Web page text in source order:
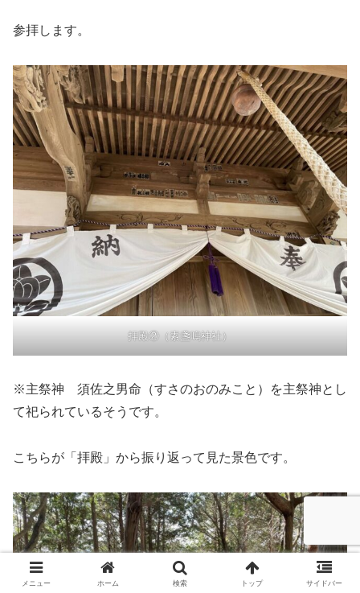
参拝します。
拝殿②（素盞嗚神社）
※主祭神 須佐之男命（すさのおのみこと）を主祭神とし
て祀られているそうです。
こちらが「拝殿」から振り返って見た景色です。
メニュー ホーム 検索 トップ サイドバー